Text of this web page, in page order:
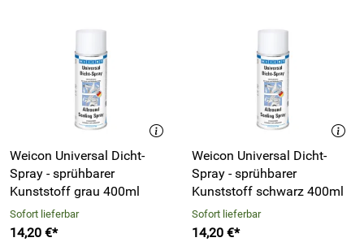
Weicon Universal Dicht-
Spray - sprühbarer
Kunststoff grau 400ml
Sofort lieferbar
14,20 €*
Weicon Universal Dicht-
Spray - sprühbarer
Kunststoff schwarz 400ml
Sofort lieferbar
14,20 €*